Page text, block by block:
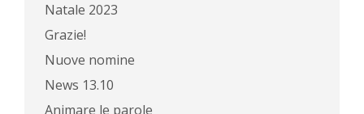
Natale 2023
Grazie!
Nuove nomine
News 13.10
Animare le parole